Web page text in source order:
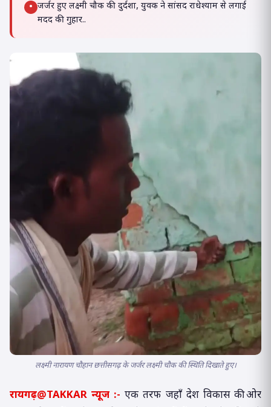
• जर्जर हुए लक्ष्मी चौक की दुर्दशा, युवक ने सांसद राधेश्याम से लगाई
मदद की गुहार..
लक्ष्मी नारायण चौहान छत्तीसगढ़ के जर्जर लक्ष्मी चौक की स्थिति दिखाते हुए।
रायगढ़@TAKKAR न्यूज :-एक तरफ जहाँ देश विकास की ओर